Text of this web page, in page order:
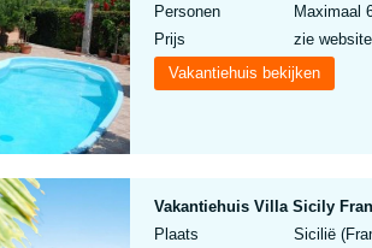
Personen
Maximaal
Prijs
zie
Vakantiehuis bekijken
Vakantiehuis Villa Sicily
Plaats
Sicilië